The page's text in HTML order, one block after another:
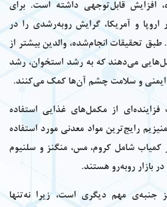
افزایش قابل‌توجهی داشته است. برای
اروپا و آمریکا، گرایش رو‌به‌رشدی را در
تحقیقات انجام‌شده، والدین بیشتر از
می‌دهند که به رشد استخوان، رشد
و سلامت چشم آن‌ها کمک می‌کنند.
فزاینده‌ای از مکمل‌های غذایی استفاده
رایج‌ترین مواد معدنی مورد استفاده
کمیاب شامل کروم، مس، منگنز و سلنیوم
بازار روبه‌رو هستند.
جنبه‌ی مهم دیگری است، زیرا نه‌تنها